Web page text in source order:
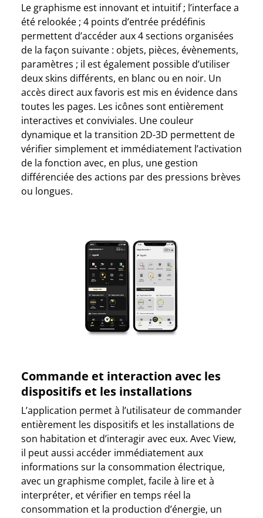
Le graphisme est innovant et intuitif ; l’interface a
été relookée ; 4 points d’entrée prédéfinis
permettent d’accéder aux 4 sections organisées
de la façon suivante : objets, pièces, évènements,
paramètres ; il est également possible d’utiliser
deux skins différents, en blanc ou en noir. Un
accès direct aux favoris est mis en évidence dans
toutes les pages. Les icônes sont entièrement
interactives et conviviales. Une couleur
dynamique et la transition 2D-3D permettent de
vérifier simplement et immédiatement l’activation
de la fonction avec, en plus, une gestion
différenciée des actions par des pressions brèves
ou longues.
Commande et interaction avec les
dispositifs et les installations
L’application permet à l’utilisateur de commander
entièrement les dispositifs et les installations de
son habitation et d’interagir avec eux. Avec View,
il peut aussi accéder immédiatement aux
informations sur la consommation électrique,
avec un graphisme complet, facile à lire et à
interpréter, et vérifier en temps réel la
consommation et la production d’énergie, un